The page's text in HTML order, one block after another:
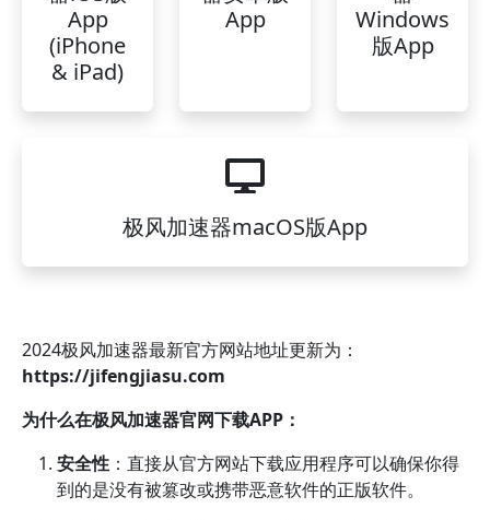
App
(iPhone
& iPad)
App
Windows
版App
极风加速器macOS版App
2024极风加速器最新官方网站地址更新为：
https://jifengjiasu.com
为什么在极风加速器官网下载APP：
安全性 ：直接从官方网站下载应用程序可以确保你得
到的是没有被篡改或携带恶意软件的正版软件。